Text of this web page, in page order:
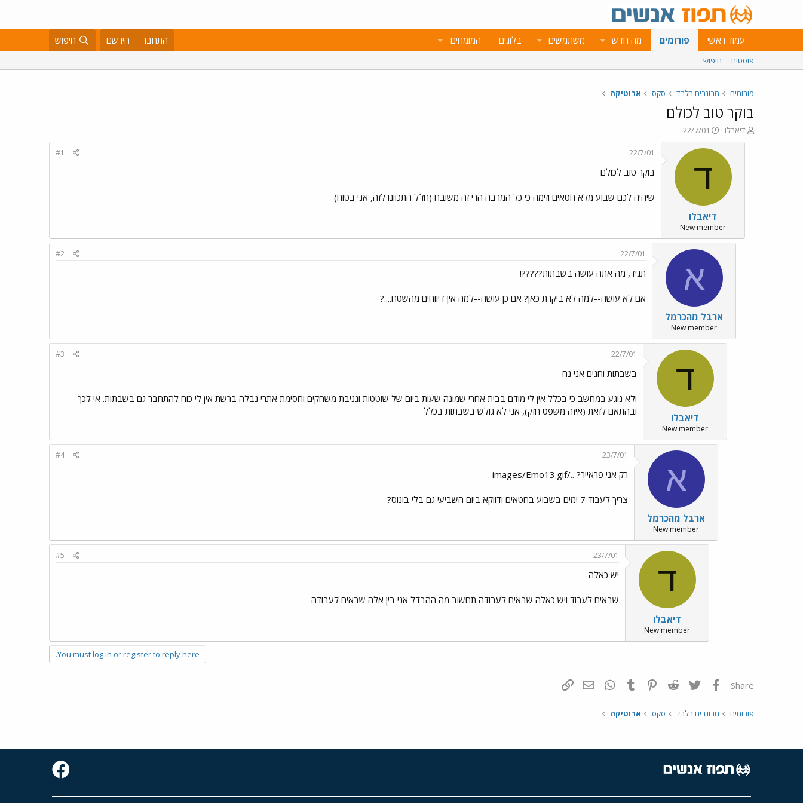
עמוד ראשי פורומים מה חדש משתמשים בלוגים המומחים התחבר הירשם חיפוש
פוסטים חיפוש
פורומים מבוגרים בלבד סקס ארוטיקה
בוקר טוב לכולם
פ
ו
דיאבלו
פ
ו
ר
ם
א
ר
י
ך
22/7/01
ד
דיאבלו
New member
22/7/01
#1
בוקר טוב לכולם
שיהיה לכם שבוע מלא חטאים וזימה כי כל המרבה הרי זה משובח (חז´ל התכוונו לזה, אני בטוח)
א
ארבל מהכרמל
New member
22/7/01
#2
תגיד, מה אתה עושה בשבתות?????!
אם לא עושה--למה לא ביקרת כאן? אם כן עושה--למה אין דיווחים מהשטח....?
ד
דיאבלו
New member
22/7/01
#3
בשבתות וחגים אני נח
ולא נוגע במחשב כי בכלל אין לי מודם בבית אחרי שמונה שעות ביום של שוטטות וגניבת משחקים וחסימת אתרי נבלה ברשת אין לי כוח להתחבר גם בשבתות. אי לכך
ובהתאם לזאת (איזה משפט חזק), אני לא גולש בשבתות בכלל
א
ארבל מהכרמל
New member
23/7/01
#4
רק אני פראייר? ../images/Emo13.gif
צריך לעבוד 7 ימים בשבוע בחטאים ודווקא ביום השביעי גם בלי בונוס?
ד
דיאבלו
New member
23/7/01
#5
יש כאלה
שבאים לעבוד ויש כאלה שבאים לעבודה תחשוב מה ההבדל אני בין אלה שבאים לעבודה
You must log in or register to reply here.
Share: פייסבוק Twitter
Reddit
Pinterest
Tumblr
WhatsAppדואר אלקטרוני
פורומים מבוגרים בלבד סקס ארוטיקה